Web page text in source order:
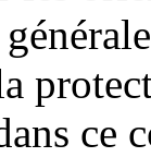
ce